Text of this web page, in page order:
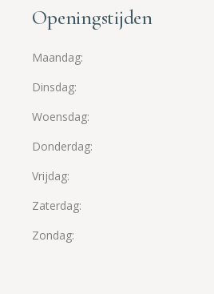
Openingstijden
Maandag
Dinsdag
Woensdag
Donderdag
Vrijdag
Zaterdag
Zondag